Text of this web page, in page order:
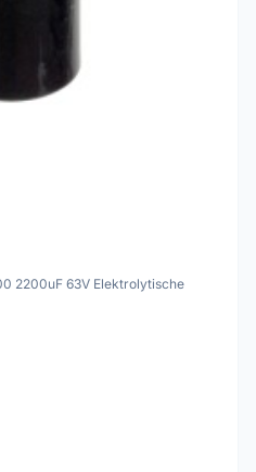
2200uF 63V Elektrolytische